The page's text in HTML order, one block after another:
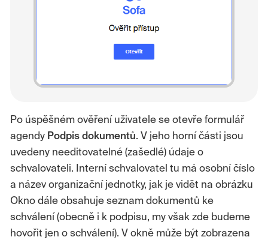
Po úspěšném ověření uživatele se otevře formulář
agendy Podpis dokumentů. V jeho horní části jsou
uvedeny needitovatelné (zašedlé) údaje o
schvalovateli. Interní schvalovatel tu má osobní číslo
a název organizační jednotky, jak je vidět na obrázku
Okno dále obsahuje seznam dokumentů ke
schválení (obecně i k podpisu, my však zde budeme
hovořit jen o schválení). V okně může být zobrazena